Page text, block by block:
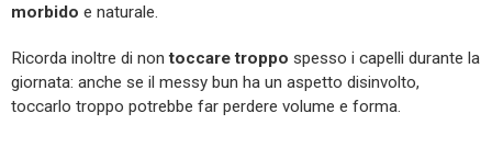
morbido e naturale.
Ricorda inoltre di nontoccare troppo spesso i capelli durante la
giornata: anche se il messy bun ha un aspetto disinvolto,
toccarlo troppo potrebbe far perdere volume e forma.